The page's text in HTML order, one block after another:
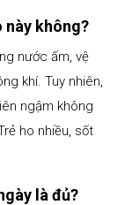
này không?
nước ấm, vệ
khí. Tuy nhiên,
ngậm không
ho nhiều, sốt
là đủ?